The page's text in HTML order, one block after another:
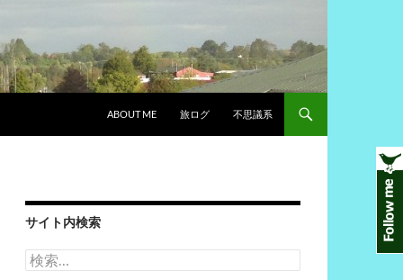
ABOUT ME 旅ログ 不思議系
サイト内検索
検
索: